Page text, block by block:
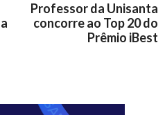
Professor da Unisanta
concorre ao Top 20 do
Prêmio iBest